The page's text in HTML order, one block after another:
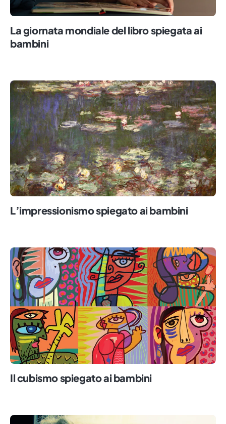
La giornata mondiale del libro spiegata ai
bambini
L’impressionismo spiegato ai bambini
Il cubismo spiegato ai bambini